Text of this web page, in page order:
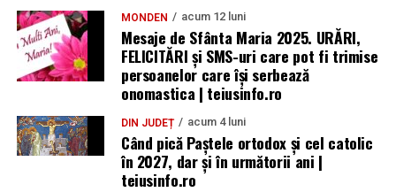
MONDEN acum 12 luni
Mesaje de Sfânta Maria 2025. URĂRI,
FELICITĂRI și SMS-uri care pot fi trimise
persoanelor care își serbează
onomastica | teiusinfo.ro
DIN JUDEȚ acum 4 luni
Când pică Paștele ortodox și cel catolic
în 2027, dar și în următorii ani |
teiusinfo.ro